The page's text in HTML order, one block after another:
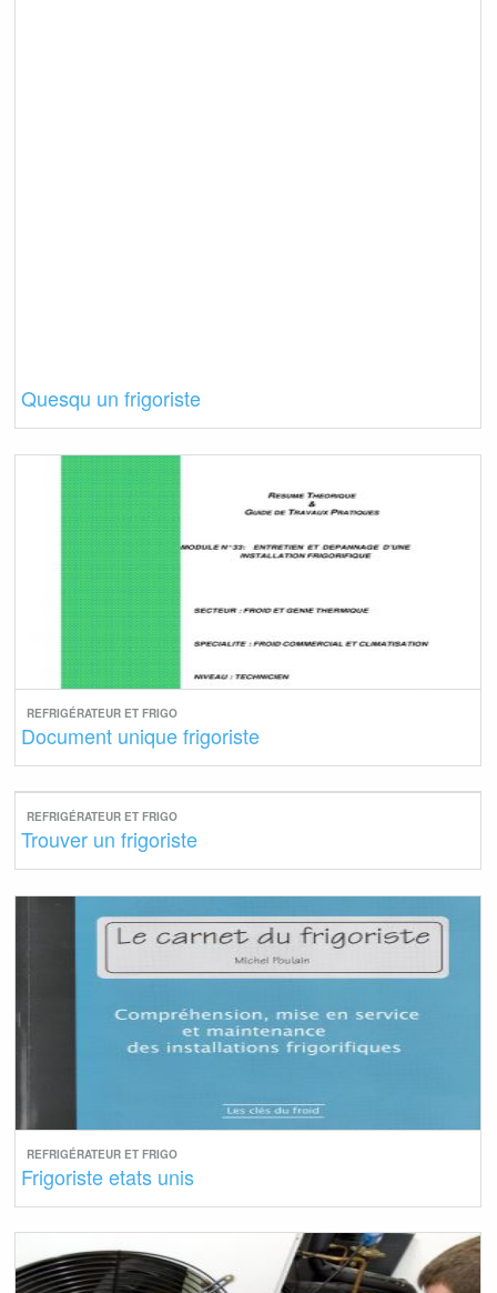
Quesqu un frigoriste
REFRIGÉRATEUR ET FRIGO
Document unique frigoriste
REFRIGÉRATEUR ET FRIGO
Trouver un frigoriste
REFRIGÉRATEUR ET FRIGO
Frigoriste etats unis